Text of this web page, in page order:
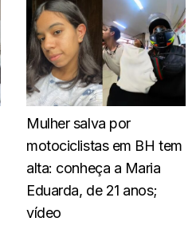
Mulher salva por
motociclistas em BH tem
alta: conheça a Maria
Eduarda, de 21 anos;
vídeo